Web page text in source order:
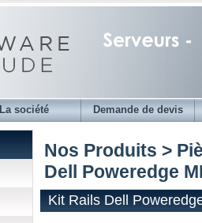
La société Demande de devis
Nos Produits >
Dell Poweredge
Kit Rails Dell